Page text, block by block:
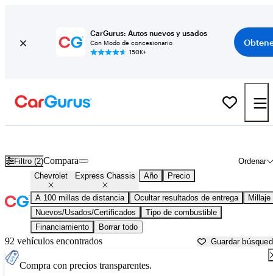
CarGurus: Autos nuevos y usados
Con Modo de concesionario
150K+
Filtro (2) Ordenar
Compara
Chevrolet Express Chassis Año Precio
A 100 millas de distancia Ocultar resultados de entrega
Millaje
Nuevos/Usados/Certificados
Tipo de combustible
Financiamiento
Borrar todo
92 vehículos encontrados Guardar
Compra con precios transparentes.